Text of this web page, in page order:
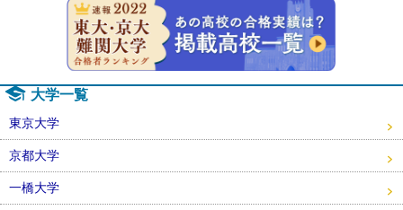
大学一覧
東京大学
京都大学
一橋大学